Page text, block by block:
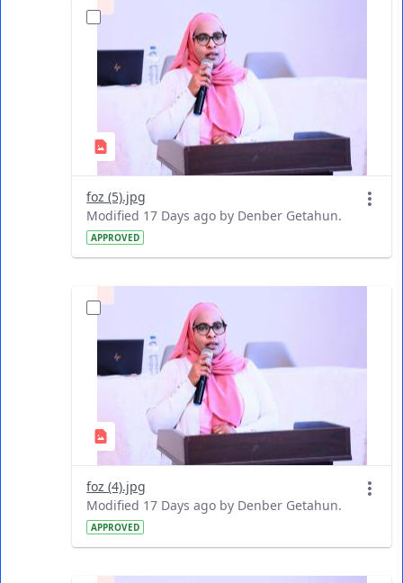
foz (5).jpg
Modified 17 Days ago by Denber Getahun.
APPROVED
foz (4).jpg
Modified 17 Days ago by Denber Getahun.
APPROVED